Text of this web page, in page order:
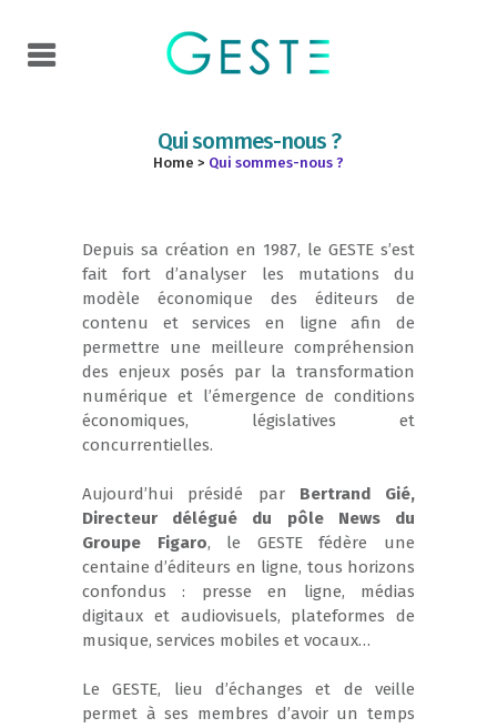
Qui sommes-nous ?
Home > Qui sommes-nous ?
Depuis sa création en 1987, le GESTE s’est
fait fort d’analyser les mutations du
modèle économique des éditeurs de
contenu et services en ligne afin de
permettre une meilleure compréhension
des enjeux posés par la transformation
numérique et l’émergence de conditions
économiques, législatives et
concurrentielles.
Aujourd’hui présidé par Bertrand Gié,
Directeur délégué du pôle News du
Groupe Figaro, le GESTE fédère une
centaine d’éditeurs en ligne, tous horizons
confondus : presse en ligne, médias
digitaux et audiovisuels, plateformes de
musique, services mobiles et vocaux…
Le GESTE, lieu d’échanges et de veille
permet à ses membres d’avoir un temps